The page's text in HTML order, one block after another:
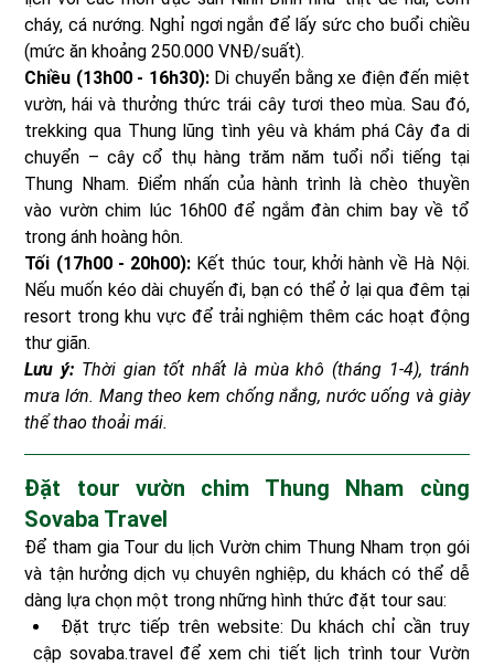
cháy, cá nướng. Nghỉ ngơi ngắn để lấy sức cho buổi chiều
(mức ăn khoảng 250.000 VNĐ/suất).
Chiều (13h00 - 16h30):Di chuyển bằng xe điện đến miệt
vườn, hái và thưởng thức trái cây tươi theo mùa. Sau đó,
trekking qua Thung lũng tình yêu và khám phá Cây đa di
chuyển – cây cổ thụ hàng trăm năm tuổi nổi tiếng tại
Thung Nham. Điểm nhấn của hành trình là chèo thuyền
vào vườn chim lúc 16h00 để ngắm đàn chim bay về tổ
trong ánh hoàng hôn.
Tối (17h00 - 20h00): Kết thúc tour, khởi hành về Hà Nội.
Nếu muốn kéo dài chuyến đi, bạn có thể ở lại qua đêm tại
resort trong khu vực để trải nghiệm thêm các hoạt động
thư giãn.
Lưu ý: Thời gian tốt nhất là mùa khô (tháng 1-4), tránh
mưa lớn. Mang theo kem chống nắng, nước uống và giày
thể thao thoải mái.
Đặt tour vườn chim Thung Nham cùng
Sovaba Travel
Để tham gia Tour du lịch Vườn chim Thung Nham trọn gói
và tận hưởng dịch vụ chuyên nghiệp, du khách có thể dễ
dàng lựa chọn một trong những hình thức đặt tour sau:
Đặt trực tiếp trên website: Du khách chỉ cần truy
cập sovaba.travel để xem chi tiết lịch trình tour Vườn